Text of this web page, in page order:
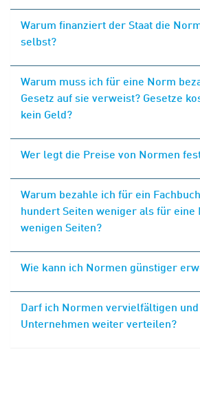
Warum finanziert der Staat die
selbst?
Warum muss ich für eine Norm
Gesetz auf sie verweist? Gesetze
kein Geld?
Wer legt die Preise von Normen
Warum bezahle ich für ein
hundert Seiten weniger als für
wenigen Seiten?
Wie kann ich Normen günstiger
Darf ich Normen vervielfältigen
Unternehmen weiter verteilen?